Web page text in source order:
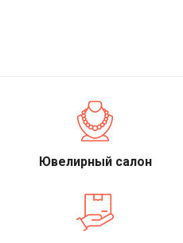
Ювелирный салон